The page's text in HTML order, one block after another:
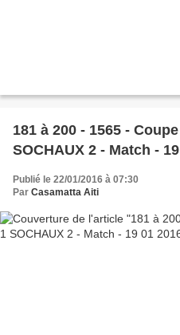
181 à 200 - 1565 -
SOCHAUX 2 - Match -
Publié le 22/01/2016 à 07:30
Par Casamatta Aiti